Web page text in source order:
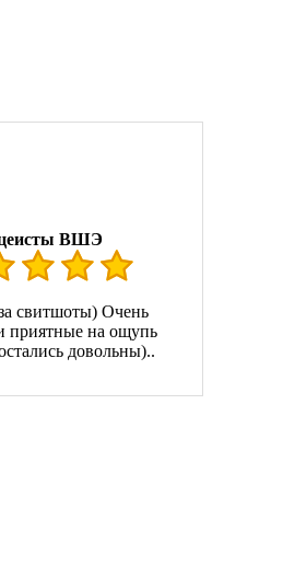
ВШЭ
свитшоты) Очень
приятные на ощупь
довольны)..